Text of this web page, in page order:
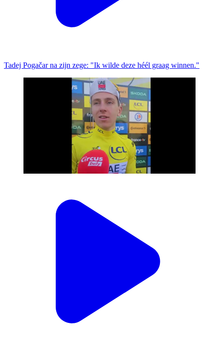
Tadej Pogačar na zijn zege: "Ik wilde deze héél graag winnen."